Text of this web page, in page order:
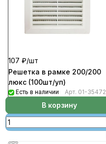
107 ₽/шт
Решетка в рамке 200/200
люкс (100шт/уп)
Есть в наличии Арт. 01-35472
В корзину